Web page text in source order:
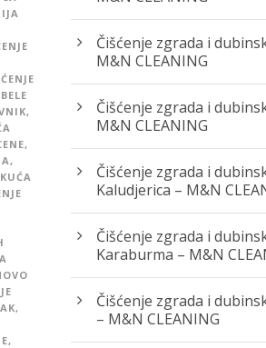
,
,
,
,
,
Čišćenje zgrada i
M&N CLEANING
Čišćenje zgrada i
M&N CLEANING
Čišćenje zgrada i
Kaludjerica – M&N
Čišćenje zgrada i
Karaburma – M&N
Čišćenje zgrada i
– M&N CLEANING